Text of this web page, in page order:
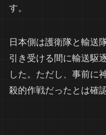
す。
日本側は護衛隊と輸送
引き受ける間に輸送駆
した。ただし、事前に
殺的作戦だったとは確